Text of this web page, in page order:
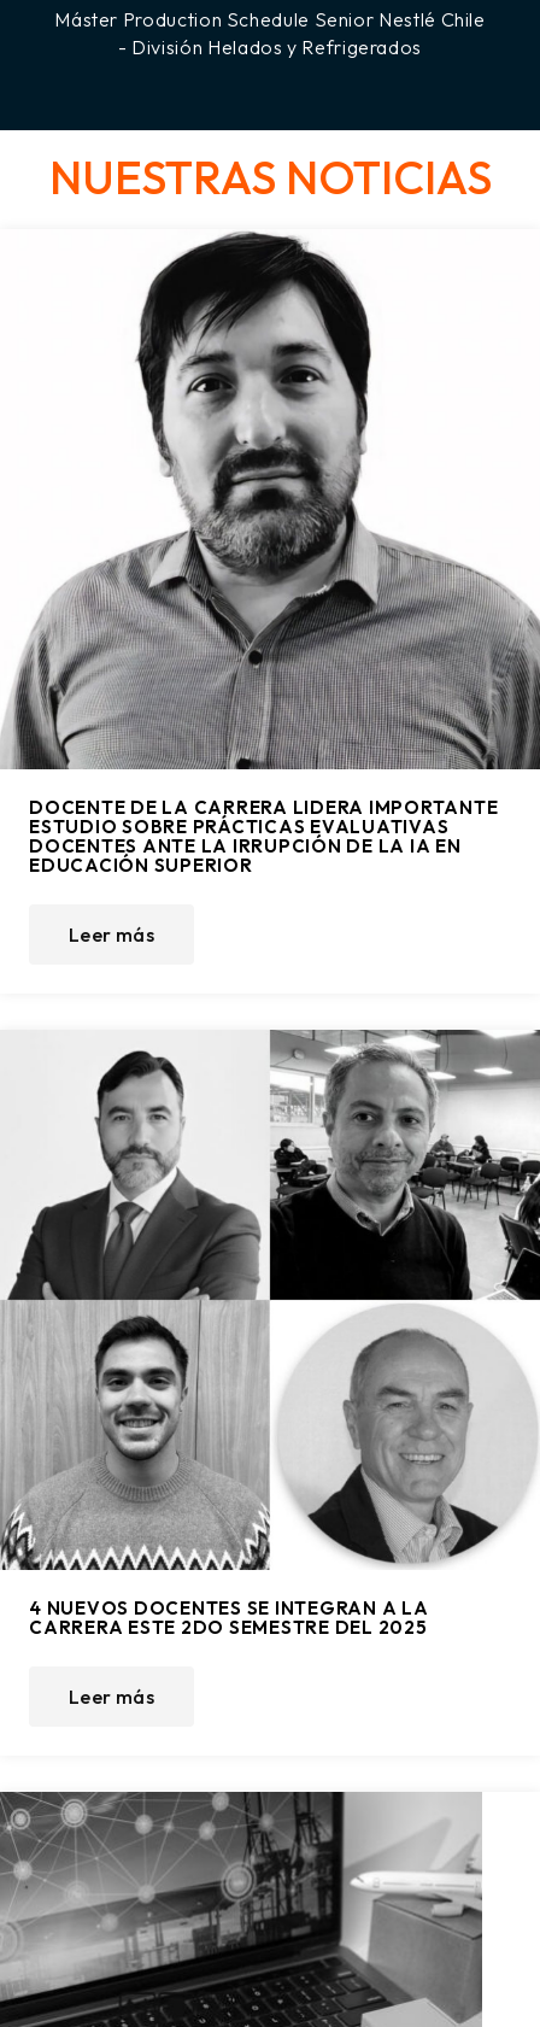
NUESTRAS NOTICIAS
DOCENTE DE LA CARRERA LIDERA IMPORTANTE
ESTUDIO SOBRE PRÁCTICAS EVALUATIVAS
DOCENTES ANTE LA IRRUPCIÓN DE LA IA EN
EDUCACIÓN SUPERIOR
Leer más
4 NUEVOS DOCENTES SE INTEGRAN A LA
CARRERA ESTE 2DO SEMESTRE DEL 2025
Leer más